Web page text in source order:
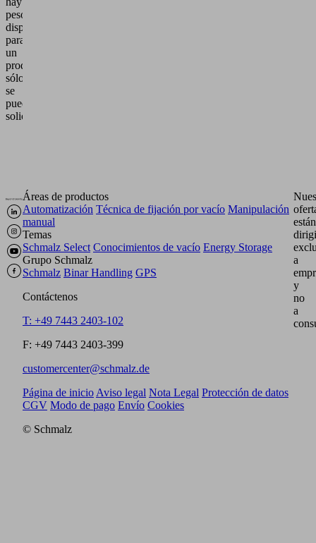
peso
disponible
para
un
producto,
sólo
se
puede
solicitarlo.
Áreas de productos
Automatización Técnica de fijación por vacío Manipulación
manual
Temas
Schmalz Select Conocimientos de vacío Energy Storage
Grupo Schmalz
Schmalz Binar Handling GPS
Contáctenos
T: +49 7443 2403-102
F: +49 7443 2403-399
customercenter@schmalz.de
están
a
y
no
a
Página de inicio Aviso legal Nota Legal Protección de datos
CGV Modo de pago Envío Cookies
© Schmalz